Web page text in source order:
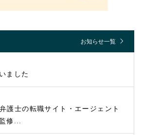
お知らせ一覧
ました
護士の転職サイト・エージェント
修...